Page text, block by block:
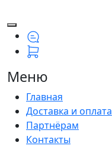
Меню
Главная
Доставка и оплата
Партнёрам
Контакты